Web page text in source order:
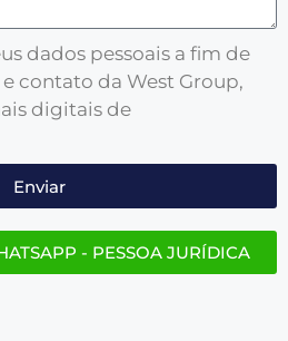
dados pessoais a fim de
contato da West Group,
digitais de
Enviar
- PESSOA JURÍDICA